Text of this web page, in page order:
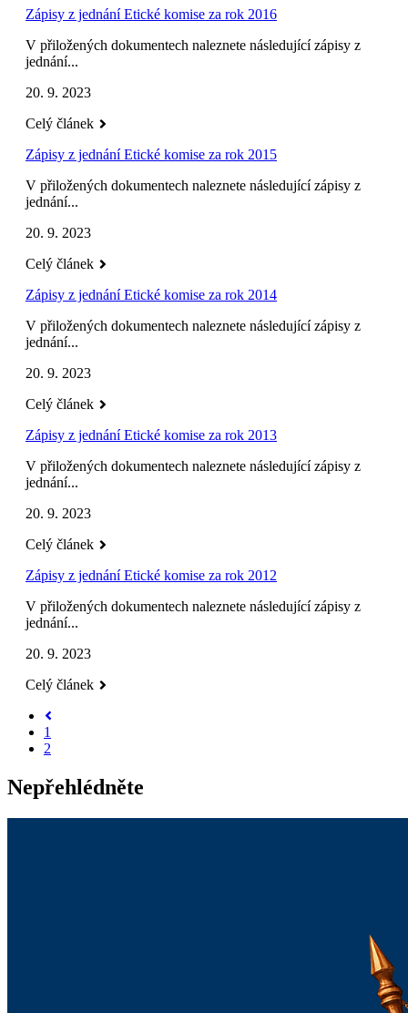
Zápisy z jednání Etické komise za rok 2016
V přiložených dokumentech naleznete následující zápisy z
jednání...
20. 9. 2023
Celý článek
Zápisy z jednání Etické komise za rok 2015
V přiložených dokumentech naleznete následující zápisy z
jednání...
20. 9. 2023
Celý článek
Zápisy z jednání Etické komise za rok 2014
V přiložených dokumentech naleznete následující zápisy z
jednání...
20. 9. 2023
Celý článek
Zápisy z jednání Etické komise za rok 2013
V přiložených dokumentech naleznete následující zápisy z
jednání...
20. 9. 2023
Celý článek
Zápisy z jednání Etické komise za rok 2012
V přiložených dokumentech naleznete následující zápisy z
jednání...
20. 9. 2023
Celý článek
1
2
Nepřehlédněte